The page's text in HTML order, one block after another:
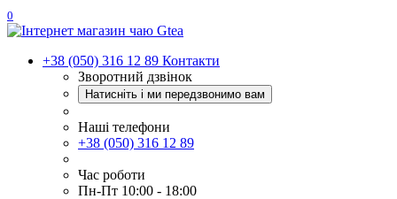
0
+38 (050) 316 12 89 Контакти
Зворотний дзвінок
Натисніть і ми передзвонимо вам
Наші телефони
+38 (050) 316 12 89
Час роботи
Пн-Пт 10:00 - 18:00